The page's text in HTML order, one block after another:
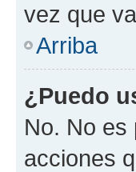
vez que
Arriba
¿Puedo
No. No es
acciones